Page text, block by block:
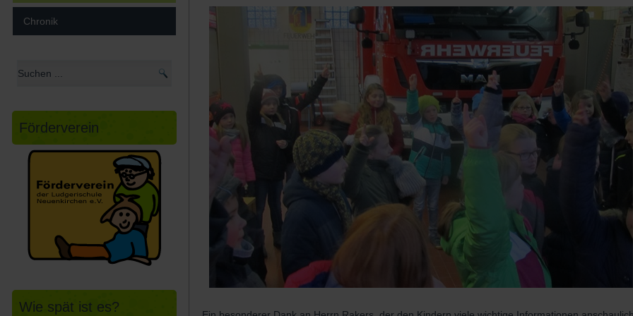
Chronik
Förderverein
Wie spät ist es?